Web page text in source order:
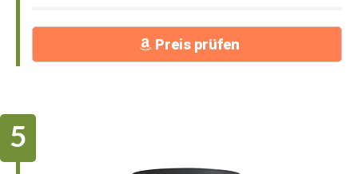
Preis prüfen